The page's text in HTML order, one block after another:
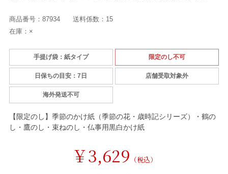
商品番号： 87934 送料係数： 15
在庫： ×
手提げ袋：紙タイプ 限定のし不可
日保ちの目安：7日 店舗受取対象外
海外発送不可
【限定のし】季節のかけ紙（季節の花・歳時記シリーズ）・鶴の
し・鷹のし・束ねのし・仏事用黒白かけ紙
￥3,629 （税込）